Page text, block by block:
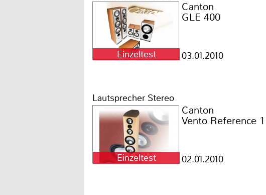
Einzeltest
Canton
GLE 400
03.01.2010
Lautsprecher Stereo
Einzeltest
Canton
Vento Reference
02.01.2010